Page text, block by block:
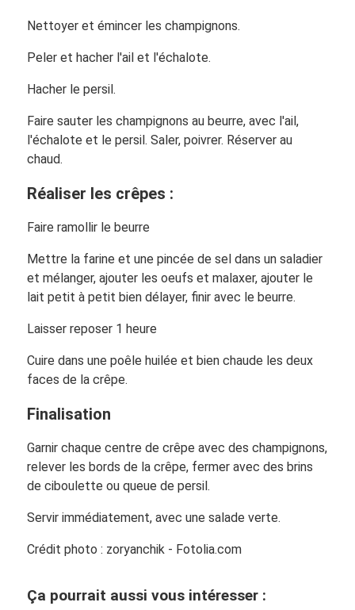
Nettoyer et émincer les champignons.
Peler et hacher l'ail et l'échalote.
Hacher le persil.
Faire sauter les champignons au beurre, avec l'ail,
l'échalote et le persil. Saler, poivrer. Réserver au
chaud.
Réaliser les crêpes :
Faire ramollir le beurre
Mettre la farine et une pincée de sel dans un saladier
et mélanger, ajouter les oeufs et malaxer, ajouter le
lait petit à petit bien délayer, finir avec le beurre.
Laisser reposer 1 heure
Cuire dans une poêle huilée et bien chaude les deux
faces de la crêpe.
Finalisation
Garnir chaque centre de crêpe avec des champignons,
relever les bords de la crêpe, fermer avec des brins
de ciboulette ou queue de persil.
Servir immédiatement, avec une salade verte.
Crédit photo : zoryanchik - Fotolia.com
Ça pourrait aussi vous intéresser :